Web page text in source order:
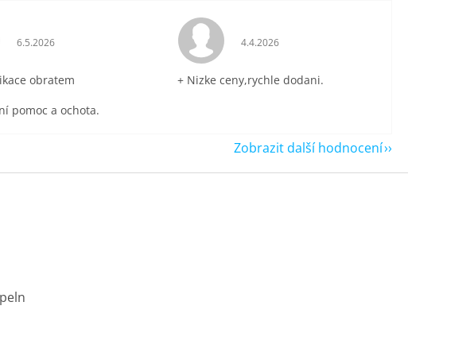
Hodnocení obchodu je 5 z 5 hvězdiček.
6.5.2026
obratem
pomoc a ochota.
Hodnocení obchodu je 5 z 5 hvězdiček.
4.4.2026
+ Nizke ceny,rychle dodani.
Zobrazit další hodnocení